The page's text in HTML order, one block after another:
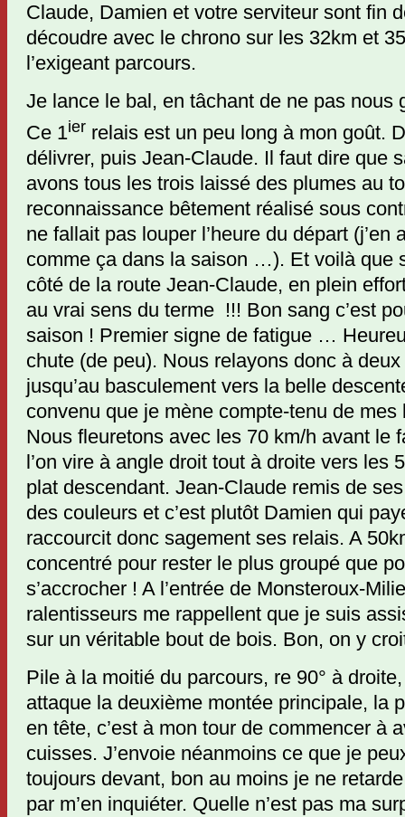
Claude, Damien et votre serviteur sont fin
découdre avec le chrono sur les 32km et
l’exigeant parcours.
Je lance le bal, en tâchant de ne pas nous
Ce 1ier relais est un peu long à mon goût.
délivrer, puis Jean-Claude. Il faut dire que
avons tous les trois laissé des plumes au
reconnaissance bêtement réalisé sous
ne fallait pas louper l’heure du départ (j’en
comme ça dans la saison …). Et voilà que
côté de la route Jean-Claude, en plein
au vrai sens du terme !!! Bon sang c’est
saison ! Premier signe de fatigue …
chute (de peu). Nous relayons donc à
jusqu’au basculement vers la belle
convenu que je mène compte-tenu de
Nous fleuretons avec les 70 km/h avant le
l’on vire à angle droit tout à droite vers les
plat descendant. Jean-Claude remis de
des couleurs et c’est plutôt Damien qui
raccourcit donc sagement ses relais. A
concentré pour rester le plus groupé que
s’accrocher ! A l’entrée de Monsteroux-
ralentisseurs me rappellent que je suis
sur un véritable bout de bois. Bon, on y
Pile à la moitié du parcours, re 90° à
attaque la deuxième montée principale, la
en tête, c’est à mon tour de commencer à
cuisses. J’envoie néanmoins ce que je
toujours devant, bon au moins je ne
par m’en inquiéter. Quelle n’est pas ma